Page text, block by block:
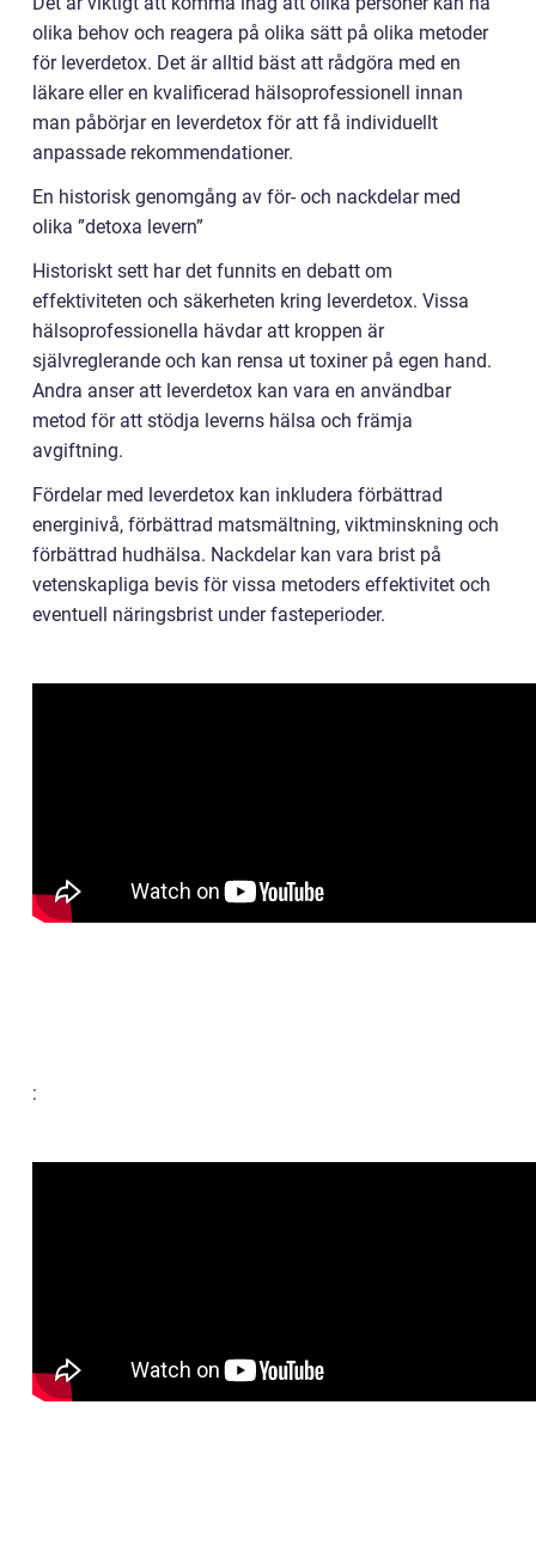
olika behov och reagera på olika sätt på olika metoder
för leverdetox. Det är alltid bäst att rådgöra med en
läkare eller en kvalificerad hälsoprofessionell innan
man påbörjar en leverdetox för att få individuellt
anpassade rekommendationer.
En historisk genomgång av för- och nackdelar med
olika ”detoxa levern”
Historiskt sett har det funnits en debatt om
effektiviteten och säkerheten kring leverdetox. Vissa
hälsoprofessionella hävdar att kroppen är
självreglerande och kan rensa ut toxiner på egen hand.
Andra anser att leverdetox kan vara en användbar
metod för att stödja leverns hälsa och främja
avgiftning.
Fördelar med leverdetox kan inkludera förbättrad
energinivå, förbättrad matsmältning, viktminskning och
förbättrad hudhälsa. Nackdelar kan vara brist på
vetenskapliga bevis för vissa metoders effektivitet och
eventuell näringsbrist under fasteperioder.
: